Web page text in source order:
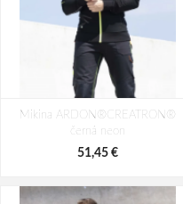
Mikina ARDON®CREATRON®
černá neon
51,45 €